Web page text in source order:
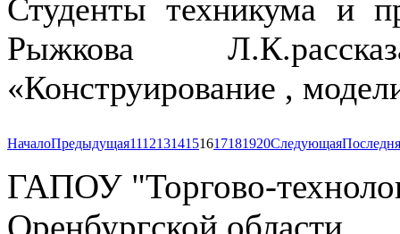
Студенты техникума и
Рыжкова
«Конструирование ,
НачалоПредыдущая11121314151617181920Следующая
ГАПОУ "Торгово-